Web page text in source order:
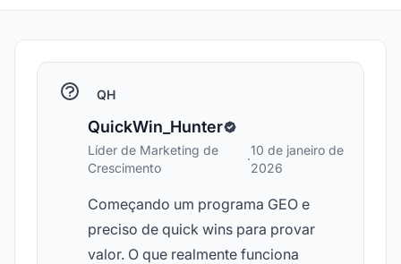
QH
QuickWin_Hunter
Líder de Marketing de
Crescimento
·
10 de janeiro de
2026
Começando um programa GEO e
preciso de quick wins para provar
valor. O que realmente funciona